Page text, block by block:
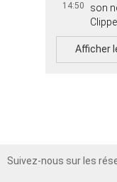
14:50
son
Afficher
Suivez-nous sur les